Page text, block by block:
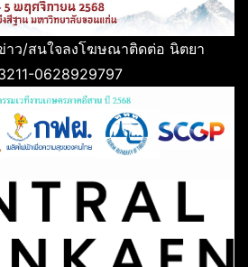
ว/สนใจลงโฆษณาติดต่อ นิตยา
0628929797